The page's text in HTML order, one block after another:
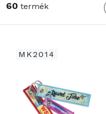
60 termék
MK2014